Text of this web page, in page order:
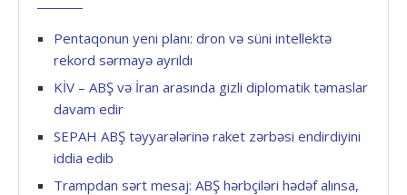
Pentaqonun yeni planı: dron və süni intellektə
rekord sərmayə ayrıldı
KİV – ABŞ və İran arasında gizli diplomatik təmaslar
davam edir
SEPAH ABŞ təyyarələrinə raket zərbəsi endirdiyini
iddia edib
Trampdan sərt mesaj: ABŞ hərbçiləri hədəf alınsa,